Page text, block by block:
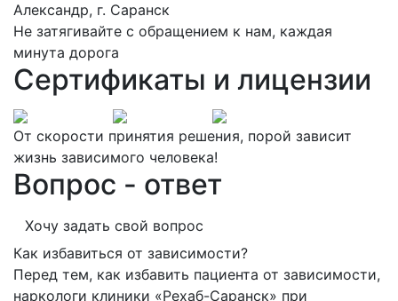
Александр, г. Саранск
Не затягивайте с обращением к нам, каждая
минута дорога
Сертификаты и лицензии
От скорости принятия решения, порой зависит
жизнь зависимого человека!
Вопрос - ответ
Хочу задать свой вопрос
Как избавиться от зависимости?
Перед тем, как избавить пациента от зависимости,
наркологи клиники «Рехаб-Саранск» при